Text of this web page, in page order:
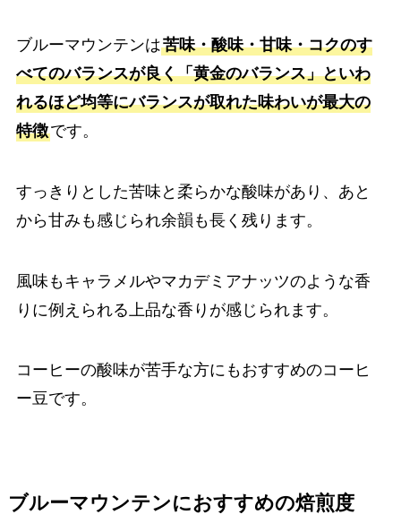
ブルーマウンテンは苦味・酸味・甘味・コクのす
べてのバランスが良く「黄金のバランス」といわ
れるほど均等にバランスが取れた味わいが最大の
特徴です。
すっきりとした苦味と柔らかな酸味があり、あと
から甘みも感じられ余韻も長く残ります。
風味もキャラメルやマカデミアナッツのような香
りに例えられる上品な香りが感じられます。
コーヒーの酸味が苦手な方にもおすすめのコーヒ
ー豆です。
ブルーマウンテンにおすすめの焙煎度